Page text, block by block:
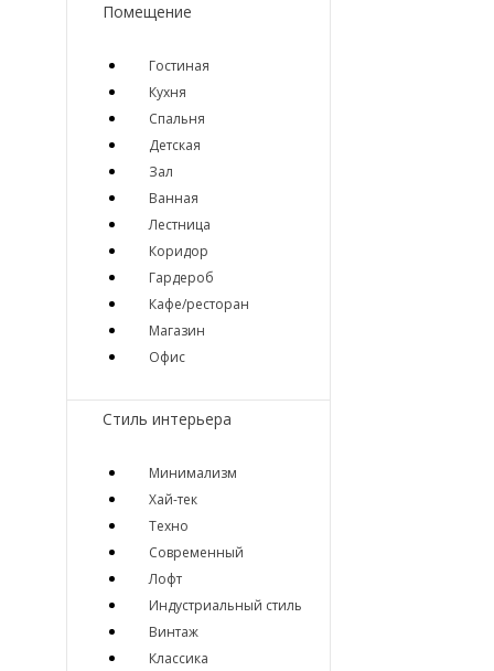
Помещение
Гостиная
Кухня
Спальня
Детская
Зал
Ванная
Лестница
Коридор
Гардероб
Кафе/ресторан
Магазин
Офис
Стиль интерьера
Минимализм
Хай-тек
Техно
Современный
Лофт
Индустриальный стиль
Винтаж
Классика